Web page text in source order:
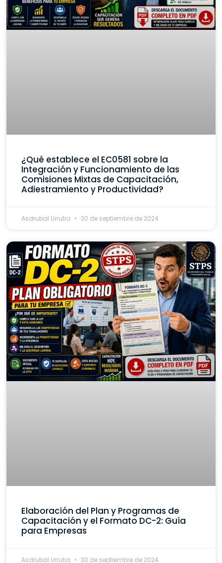
¿Qué establece el EC0581 sobre la
Integración y Funcionamiento de las
Comisiones Mixtas de Capacitación,
Adiestramiento y Productividad?
Asdrubal Urrutia 30 de septiembre de 2024
Elaboración del Plan y Programas de
Capacitación y el Formato DC-2: Guía
para Empresas
Asdrubal Urrutia 30 de septiembre de 2024